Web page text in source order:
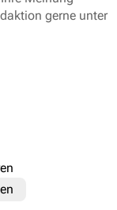
gerne unter